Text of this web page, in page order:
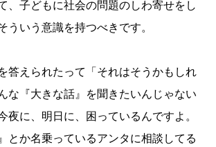
、子どもに社会の問題のしわ寄せをし
ういう意識を持つべきです。
答えられたって「それはそうかもしれ
な『大きな話』を聞きたいんじゃない
に、明日に、困っているんですよ。
とか名乗っているアンタに相談してる